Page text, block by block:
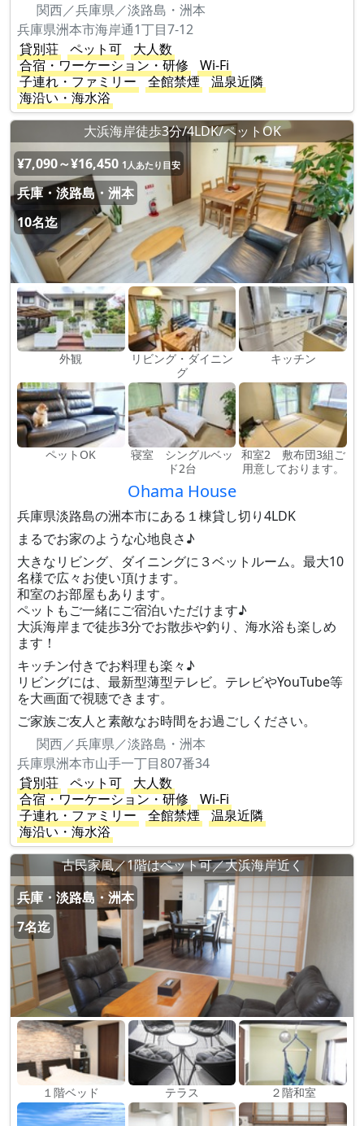
関西／兵庫県／淡路島・洲本
兵庫県洲本市海岸通1丁目7-12
貸別荘
ペット可
大人数
合宿・ワーケーション・研修
Wi-Fi
子連れ・ファミリー
全館禁煙
温泉近隣
海沿い・海水浴
大浜海岸徒歩3分/4LDK/ペットOK
¥7,090～¥16,450 1人あたり目安
兵庫・淡路島・洲本
10名迄
外観
リビング・ダイニン
グ
キッチン
ペットOK
寝室 シングルベッ
ド2台
和室2 敷布団3組ご
用意しております。
Ohama House
兵庫県淡路島の洲本市にある１棟貸し切り4LDK
まるでお家のような心地良さ♪
大きなリビング、ダイニングに３ベットルーム。最大10
名様で広々お使い頂けます。
和室のお部屋もあります。
ペットもご一緒にご宿泊いただけます♪
大浜海岸まで徒歩3分でお散歩や釣り、海水浴も楽しめ
ます！
キッチン付きでお料理も楽々♪
リビングには、最新型薄型テレビ。テレビやYouTube等
を大画面で視聴できます。
ご家族ご友人と素敵なお時間をお過ごしください。
関西／兵庫県／淡路島・洲本
兵庫県洲本市山手一丁目807番34
貸別荘
ペット可
大人数
合宿・ワーケーション・研修
Wi-Fi
子連れ・ファミリー
全館禁煙
温泉近隣
海沿い・海水浴
古民家風／1階はペット可／大浜海岸近く
兵庫・淡路島・洲本
7名迄
１階ベッド テラス ２階和室